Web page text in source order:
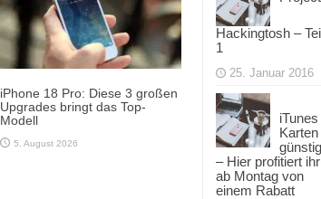
iPhone 18 Pro: Diese 3 großen
Upgrades bringt das Top-
Modell
5. August 2026
Hackingtosh –
1
25. Januar 2016
iTunes
Karten
– Hier profitiert ihr
ab Montag von
einem Rabatt